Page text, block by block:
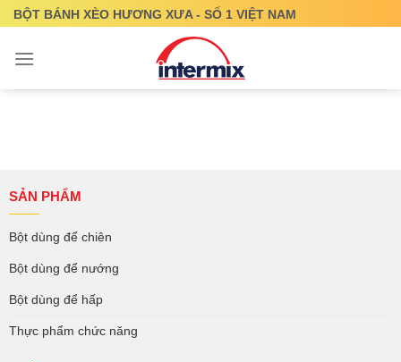
Skip
content
BỘT BÁNH XÈO HƯƠNG XƯA - SỐ 1 VIỆT NAM
SẢN PHẨM
Bột dùng để chiên
Bột dùng để nướng
Bột dùng để hấp
Thực phẩm chức năng